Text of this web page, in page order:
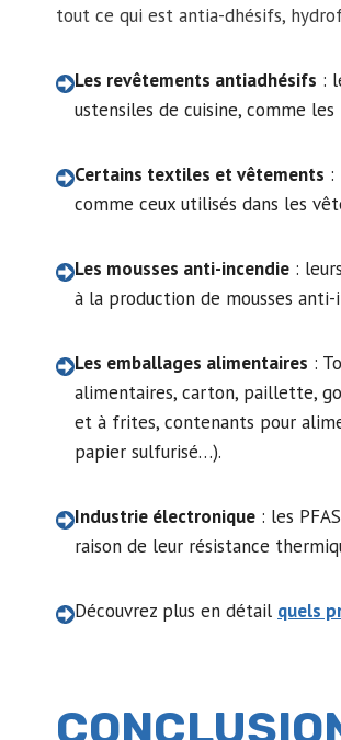
tout ce qui est antia-dhésifs,
Les revêtements antiadhésifs :
ustensiles de cuisine, comme
Certains textiles et vêtements :
comme ceux utilisés dans les
Les mousses anti-incendie :
à la production de mousses anti-
Les emballages alimentaires :
alimentaires, carton, paillette,
et à frites, contenants pour
papier sulfurisé…).
Industrie électronique : les
raison de leur résistance
Découvrez plus en détail quels